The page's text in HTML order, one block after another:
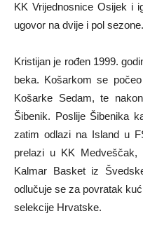
KK Vrijednosnice Osijek i
ugovor na dvije i pol sezone.
Kristijan je rođen 1999.
beka. Košarkom se
Košarke Sedam, te
Šibenik. Poslije Šibenika
zatim odlazi na Island u
prelazi u KK
Kalmar Basket iz
odlučuje se za povratak
selekcije Hrvatske.